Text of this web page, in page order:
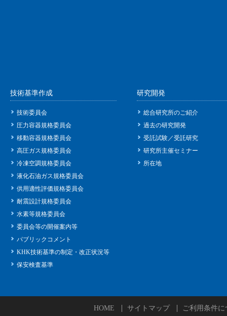
技術基準作成
技術委員会
圧力容器規格委員会
移動容器規格委員会
高圧ガス規格委員会
冷凍空調規格委員会
液化石油ガス規格委員会
供用適性評価規格委員会
耐震設計規格委員会
水素等規格委員会
委員会等の開催案内等
パブリックコメント
KHK技術基準の制定・改正状況等
保安検査基準
研究開発
総合研究所のご紹介
過去の研究開発
受託試験／受託研究
研究所主催セミナー
所在地
HOME サイトマップ ご利用条件に